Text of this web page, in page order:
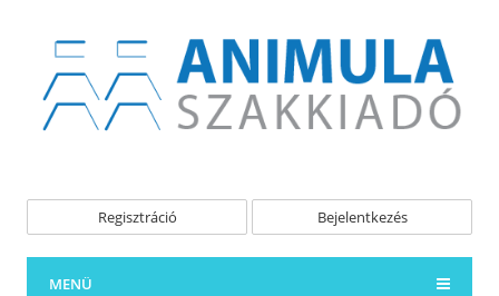
Regisztráció Bejelentkezés
MENÜ